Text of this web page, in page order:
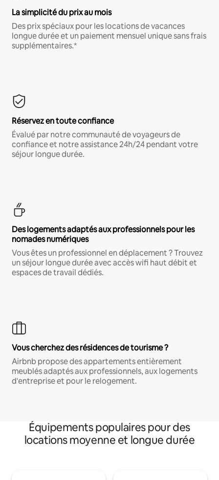
La simplicité du prix au mois
Des prix spéciaux pour les locations de vacances
longue durée et un paiement mensuel unique sans frais
supplémentaires.*
Réservez en toute confiance
Évalué par notre communauté de voyageurs de
confiance et notre assistance 24h/24 pendant votre
séjour longue durée.
Des logements adaptés aux professionnels pour les
nomades numériques
Vous êtes un professionnel en déplacement ? Trouvez
un séjour longue durée avec accès wifi haut débit et
espaces de travail dédiés.
Vous cherchez des résidences de tourisme ?
Airbnb propose des appartements entièrement
meublés adaptés aux professionnels, aux logements
d'entreprise et pour le relogement.
Équipements populaires pour des
locations moyenne et longue durée